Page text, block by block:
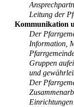
Leitung der
Kommunikation
Der
Information,
Gruppen
und
Der